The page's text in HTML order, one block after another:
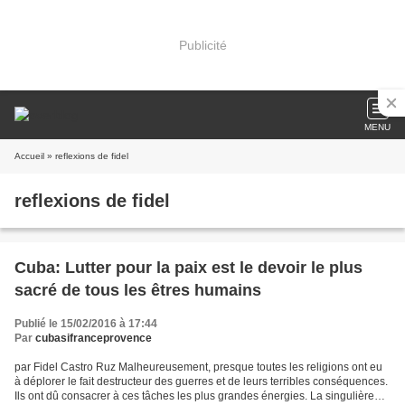
Publicité
MENU
Accueil » reflexions de fidel
reflexions de fidel
Cuba: Lutter pour la paix est le devoir le plus
sacré de tous les êtres humains
Publié le 15/02/2016 à 17:44
Par cubasifranceprovence
par Fidel Castro Ruz Malheureusement, presque toutes les religions ont eu
à déplorer le fait destructeur des guerres et de leurs terribles conséquences.
Ils ont dû consacrer à ces tâches les plus grandes énergies. La singulière